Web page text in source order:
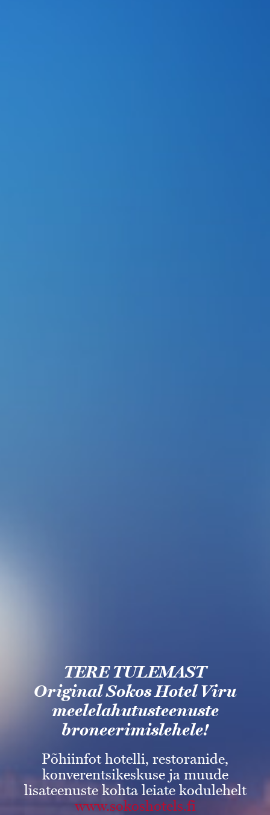
TERE TULEMAST
Original SokosHotel Viru
meelelahutusteenuste
broneerimislehele!
Põhiinfot hotelli, restoranide,
konverentsikeskuse ja muude
lisateenuste kohta leiate kodulehelt
www.sokoshotels.fi